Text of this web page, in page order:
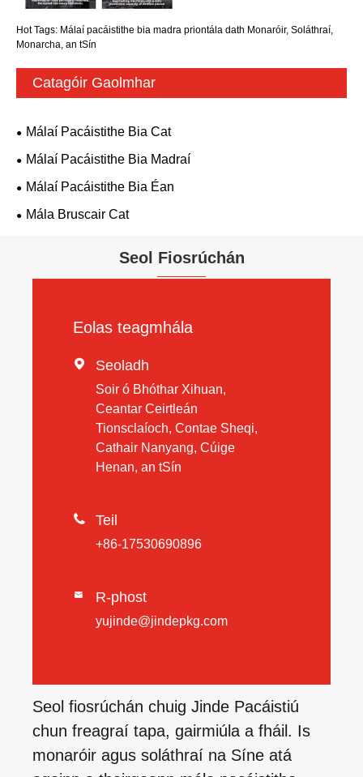
Hot Tags: Málaí pacáistithe bia madra priontála dath Monaróir, Soláthraí,
Monarcha, an tSín
Catagóir Gaolmhar
Málaí Pacáistithe Bia Cat
Málaí Pacáistithe Bia Madraí
Málaí Pacáistithe Bia Éan
Mála Bruscair Cat
Seol Fiosrúchán
Eolas teagmhála
 Seoladh
Soir ó Bhóthar Xihuan,
Ceantar Ceirtleán
Tionsclaíoch, Contae Sheqi,
Cathair Nanyang, Cúige
Henan, an tSín
 Teil
+86-17530690896
 R-phost
yujinde@jindepkg.com
Seol fiosrúchán chuig Jinde Pacáistiú
chun freagraí tapa, gairmiúla a fháil. Is
monaróir agus soláthraí na Síne atá